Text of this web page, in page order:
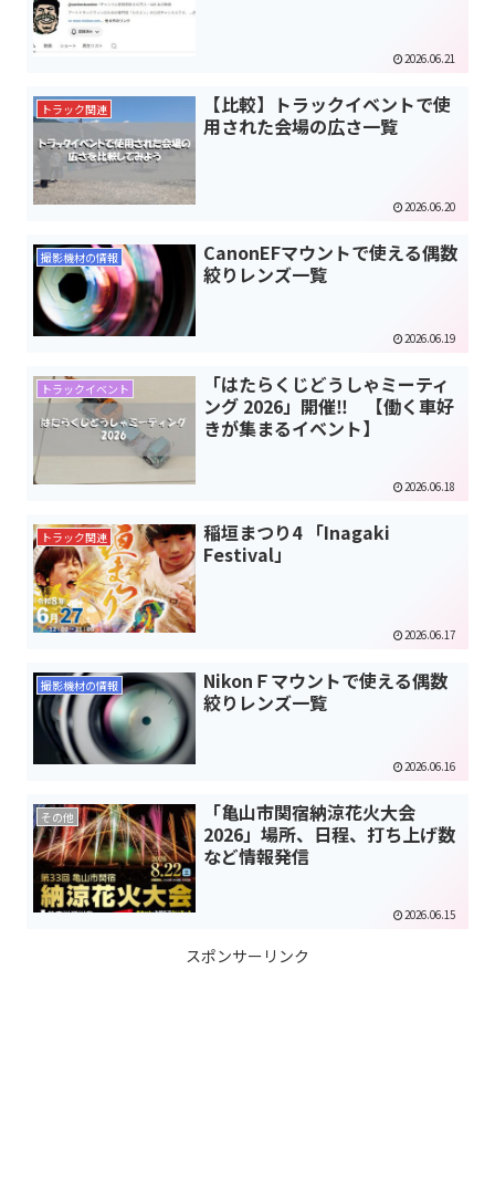
2026.06.21
トラック関連
【比較】トラックイベントで使
用された会場の広さ一覧
2026.06.20
撮影機材の情報
CanonEFマウントで使える偶数
絞りレンズ一覧
2026.06.19
トラックイベント
「はたらくじどうしゃミーティ
ング 2026」開催‼ 【働く車好
きが集まるイベント】
2026.06.18
トラック関連
稲垣まつり4 「Inagaki
Festival」
2026.06.17
撮影機材の情報
NikonＦマウントで使える偶数
絞りレンズ一覧
2026.06.16
その他
「亀山市関宿納涼花火大会
2026」場所、日程、打ち上げ数
など情報発信
2026.06.15
スポンサーリンク